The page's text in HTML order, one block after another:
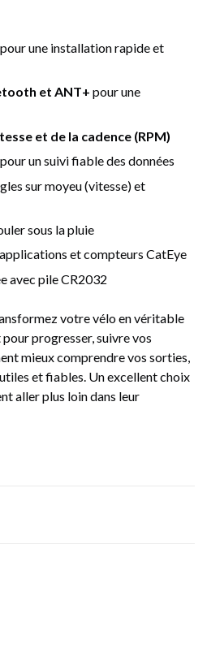
pour une installation rapide et
et ANT+ pour une
et de la cadence (RPM)
un suivi fiable des données
sur moyeu (vitesse) et
sous la pluie
et compteurs CatEye
avec pile CR2032
votre vélo en véritable
pour progresser, suivre vos
mieux comprendre vos sorties,
et fiables. Un excellent choix
aller plus loin dans leur